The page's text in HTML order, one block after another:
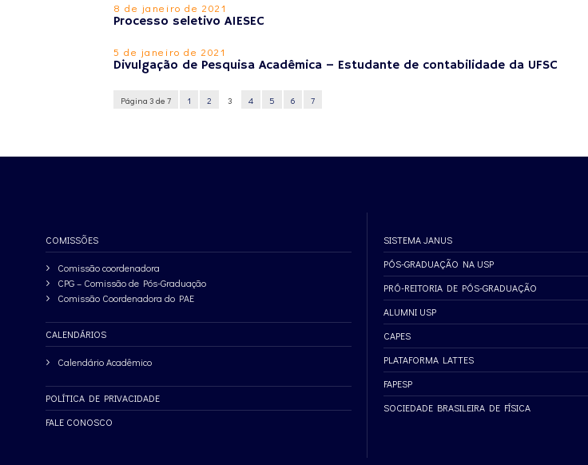
8 de janeiro de 2021
Processo seletivo AIESEC
5 de janeiro de 2021
Divulgação de Pesquisa Acadêmica – Estudante de contabilidade da UFSC
Página 3 de 7 1 2 3 4 5 6 7
COMISSÕES
Comissão coordenadora
CPG – Comissão de Pós-Graduação
Comissão Coordenadora do PAE
CALENDÁRIOS
Calendário Acadêmico
POLÍTICA DE PRIVACIDADE
FALE CONOSCO
SISTEMA JANUS
PÓS-GRADUAÇÃO NA USP
PRÓ-REITORIA DE PÓS-GRADUAÇÃO
ALUMNI USP
CAPES
PLATAFORMA LATTES
FAPESP
SOCIEDADE BRASILEIRA DE FÍSICA